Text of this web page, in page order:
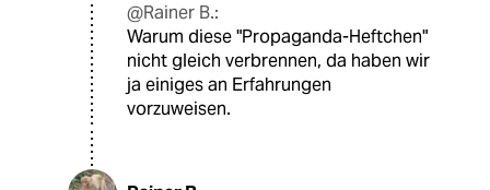
@Rainer B.:
Warum diese "Propaganda-Heftchen"
nicht gleich verbrennen, da haben wir
ja einiges an Erfahrungen
vorzuweisen.